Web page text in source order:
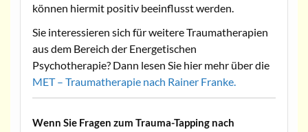
können hiermit positiv beeinflusst werden.
Sie interessieren sich für weitere Traumatherapien
aus dem Bereich der Energetischen
Psychotherapie? Dann lesen Sie hier mehr über die
MET – Traumatherapie nach Rainer Franke.
Wenn Sie Fragen zum Trauma-Tapping nach